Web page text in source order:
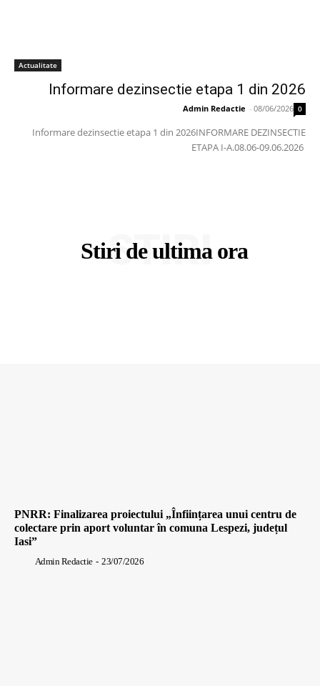
Actualitate
Informare dezinsectie etapa 1 din 2026
Admin Redactie - 08/06/2026 0
Informare dezinsectie etapa 1 din 2026INFORMARE DEZINSECTIE
ETAPA I-A.08.06-09.06.2026
Stiri de ultima ora
STIRI
PNRR: Finalizarea proiectului „Înființarea unui centru de
colectare prin aport voluntar în comuna Lespezi, județul
Iasi”
Admin Redactie - 23/07/2026